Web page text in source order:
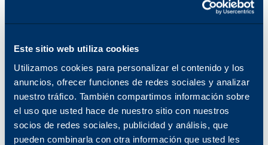
Este sitio web utiliza cookies
Utilizamos cookies para personalizar el contenido y los
anuncios, ofrecer funciones de redes sociales y analizar
nuestro tráfico. También compartimos información sobre
el uso que usted hace de nuestro sitio con nuestros
socios de redes sociales, publicidad y análisis, que
pueden combinarla con otra información que usted les